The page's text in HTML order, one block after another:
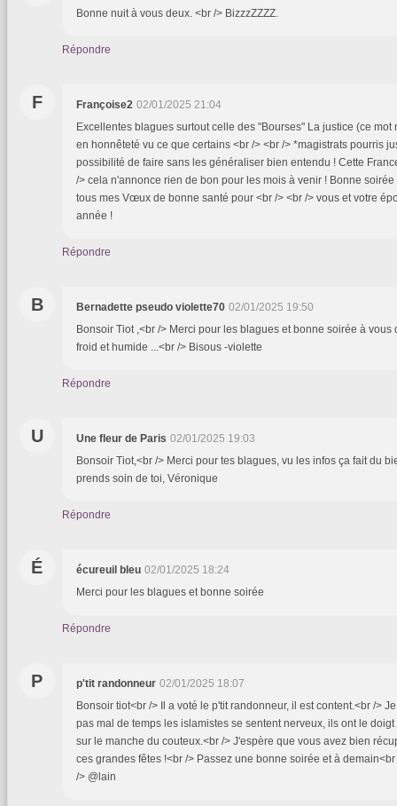
Bonne nuit à vous deux. <br /> BizzzZZZZ.
Répondre
F Françoise2 02/01/2025 21:04
Excellentes blagues surtout celle des "Bourses" La justice (ce
en honnêteté vu ce que certains <br /> <br /> *magistrats pourris
possibilité de faire sans les généraliser bien entendu ! Cette
/> cela n'annonce rien de bon pour les mois à venir ! Bonne
tous mes Vœux de bonne santé pour <br /> <br /> vous et votre
année !
Répondre
B Bernadette pseudo violette70 02/01/2025 19:50
Bonsoir Tiot ,<br /> Merci pour les blagues et bonne soirée à vous
froid et humide ...<br /> Bisous -violette
Répondre
U Une fleur de Paris 02/01/2025 19:03
Bonsoir Tiot,<br /> Merci pour tes blagues, vu les infos ça fait du
prends soin de toi, Véronique
Répondre
É écureuil bleu 02/01/2025 18:24
Merci pour les blagues et bonne soirée
Répondre
P p'tit randonneur 02/01/2025 18:07
Bonsoir tiot<br /> Il a voté le p'tit randonneur, il est content.<br />
pas mal de temps les islamistes se sentent nerveux, ils ont le
sur le manche du couteux.<br /> J'espère que vous avez bien
ces grandes fêtes !<br /> Passez une bonne soirée et à
/> @lain